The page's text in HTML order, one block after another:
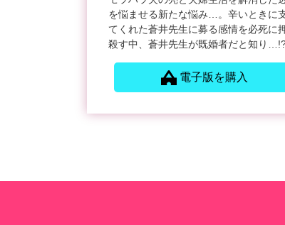
を悩ませる新たな悩み…。辛いときに
てくれた蒼井先生に募る感情を必死に
殺す中、蒼井先生が既婚者だと知り
電子版を購入